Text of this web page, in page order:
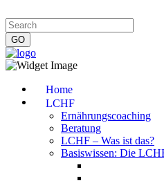
Home
LCHF
Ernährungscoaching
Beratung
LCHF – Was ist das?
Basiswissen: Die